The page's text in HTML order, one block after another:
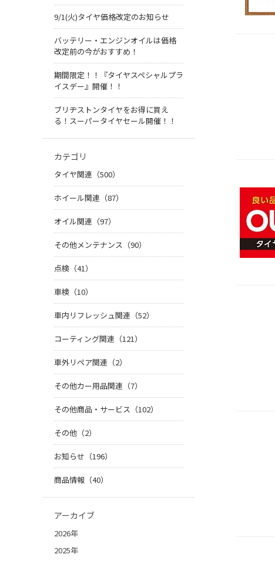
9/1(火)タイヤ価格改定のお知らせ
バッテリー・エンジンオイルは価格
改定前の今がおすすめ！
期間限定！！『タイヤスペシャルプラ
イスデー』開催！！
ブリヂストンタイヤをお得に買え
る！スーパータイヤセール開催！！
カテゴリ
タイヤ関連（500）
ホイール関連（87）
オイル関連（97）
その他メンテナンス（90）
点検（41）
車検（10）
車内リフレッシュ関連（52）
コーティング関連（121）
車外リペア関連（2）
その他カー用品関連（7）
その他商品・サービス（102）
その他（2）
お知らせ（196）
商品情報（40）
アーカイブ
2026年
2025年